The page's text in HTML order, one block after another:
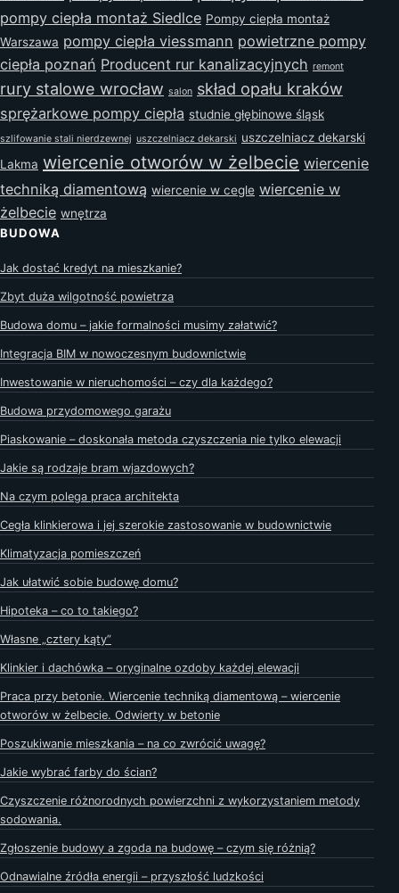
pompy ciepła montaż Siedlce Pompy ciepła montaż
Warszawa pompy ciepła viessmann powietrzne pompy
ciepła poznań Producent rur kanalizacyjnych remont
rury stalowe wrocław salon skład opału kraków
sprężarkowe pompy ciepła studnie głębinowe śląsk
szlifowanie stali nierdzewnej uszczelniacz dekarski uszczelniacz dekarski
Lakma wiercenie otworów w żelbecie wiercenie
techniką diamentową wiercenie w cegle wiercenie w
żelbecie wnętrza
BUDOWA
Jak dostać kredyt na mieszkanie?
Zbyt duża wilgotność powietrza
Budowa domu – jakie formalności musimy załatwić?
Integracja BIM w nowoczesnym budownictwie
Inwestowanie w nieruchomości – czy dla każdego?
Budowa przydomowego garażu
Piaskowanie – doskonała metoda czyszczenia nie tylko elewacji
Jakie są rodzaje bram wjazdowych?
Na czym polega praca architekta
Cegła klinkierowa i jej szerokie zastosowanie w budownictwie
Klimatyzacja pomieszczeń
Jak ułatwić sobie budowę domu?
Hipoteka – co to takiego?
Własne „cztery kąty”
Klinkier i dachówka – oryginalne ozdoby każdej elewacji
Praca przy betonie. Wiercenie techniką diamentową – wiercenie
otworów w żelbecie. Odwierty w betonie
Poszukiwanie mieszkania – na co zwrócić uwagę?
Jakie wybrać farby do ścian?
Czyszczenie różnorodnych powierzchni z wykorzystaniem metody
sodowania.
Zgłoszenie budowy a zgoda na budowę – czym się różnią?
Odnawialne źródła energii – przyszłość ludzkości